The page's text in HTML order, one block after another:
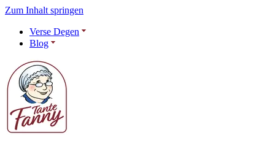
Zum Inhalt springen
Verse Degen
Blog